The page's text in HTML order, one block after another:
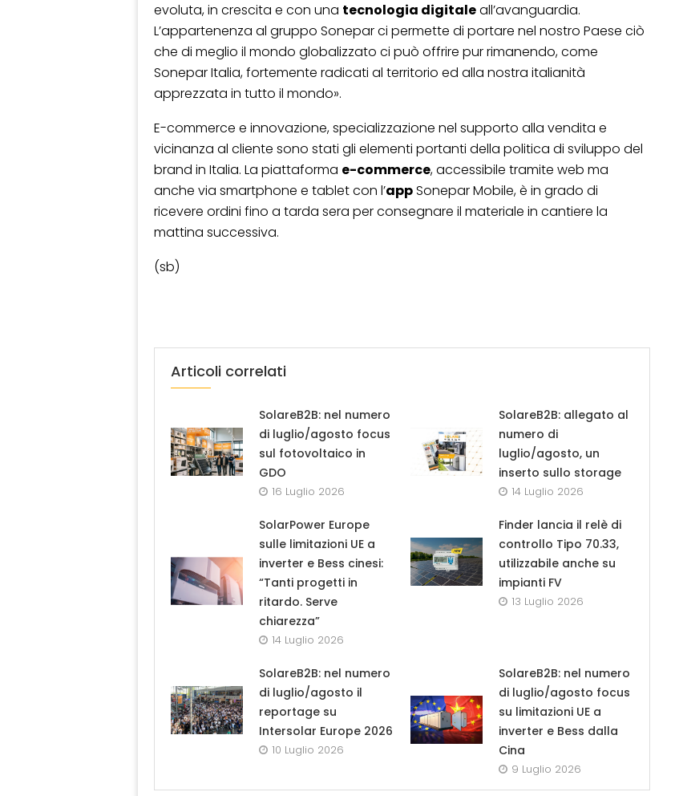
evoluta, in crescita e con una tecnologia digitaleall’avanguardia.
L’appartenenza al gruppo Sonepar ci permette di portare nel nostro Paese ciò
che di meglio il mondo globalizzato ci può offrire pur rimanendo, come
Sonepar Italia, fortemente radicati al territorio ed alla nostra italianità
apprezzata in tutto il mondo».
E-commerce e innovazione, specializzazione nel supporto alla vendita e
vicinanza al cliente sono stati gli elementi portanti della politica di sviluppo del
brand in Italia. La piattaforma e-commerce, accessibile tramite web ma
anche via smartphone e tablet con l’appSonepar Mobile, è in grado di
ricevere ordini fino a tarda sera per consegnare il materiale in cantiere la
mattina successiva.
(sb)
Articoli correlati
SolareB2B: nel numero
di luglio/agosto focus
sul fotovoltaico in
GDO
16 Luglio 2026
SolareB2B: allegato al
numero di
luglio/agosto, un
inserto sullo storage
14 Luglio 2026
SolarPower Europe
sulle limitazioni UE a
inverter e Bess cinesi:
“Tanti progetti in
ritardo. Serve
chiarezza”
14 Luglio 2026
Finder lancia il relè di
controllo Tipo 70.33,
utilizzabile anche su
impianti FV
13 Luglio 2026
SolareB2B: nel numero
di luglio/agosto il
reportage su
Intersolar Europe 2026
10 Luglio 2026
SolareB2B: nel numero
di luglio/agosto focus
su limitazioni UE a
inverter e Bess dalla
Cina
9 Luglio 2026